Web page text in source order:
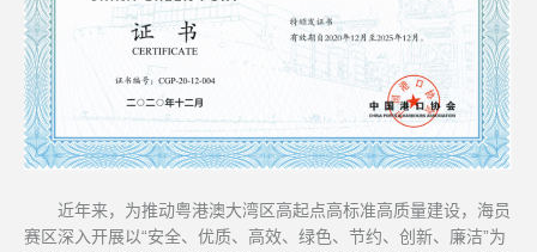
近年来，为推动粤港澳大湾区高起点高标准高质量建设，海员
赛区深入开展以“安全、优质、高效、绿色、节约、创新、廉洁”为